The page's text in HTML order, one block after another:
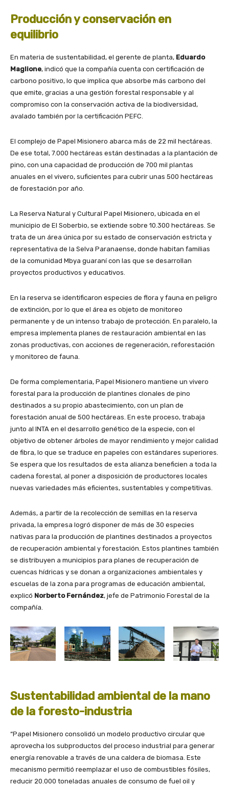
Producción y conservación en
equilibrio
En materia de sustentabilidad, el gerente de planta, Eduardo
Maglione, indicó que la compañía cuenta con certificación de
carbono positivo, lo que implica que absorbe más carbono del
que emite, gracias a una gestión forestal responsable y al
compromiso con la conservación activa de la biodiversidad,
avalado también por la certificación PEFC.
El complejo de Papel Misionero abarca más de 22 mil hectáreas.
De ese total, 7.000 hectáreas están destinadas a la plantación de
pino, con una capacidad de producción de 700 mil plantas
anuales en el vivero, suficientes para cubrir unas 500 hectáreas
de forestación por año.
La Reserva Natural y Cultural Papel Misionero, ubicada en el
municipio de El Soberbio, se extiende sobre 10.300 hectáreas. Se
trata de un área única por su estado de conservación estricta y
representativa de la Selva Paranaense, donde habitan familias
de la comunidad Mbya guaraní con las que se desarrollan
proyectos productivos y educativos.
En la reserva se identificaron especies de flora y fauna en peligro
de extinción, por lo que el área es objeto de monitoreo
permanente y de un intenso trabajo de protección. En paralelo, la
empresa implementa planes de restauración ambiental en las
zonas productivas, con acciones de regeneración, reforestación
y monitoreo de fauna.
De forma complementaria, Papel Misionero mantiene un vivero
forestal para la producción de plantines clonales de pino
destinados a su propio abastecimiento, con un plan de
forestación anual de 500 hectáreas. En este proceso, trabaja
junto al INTA en el desarrollo genético de la especie, con el
objetivo de obtener árboles de mayor rendimiento y mejor calidad
de fibra, lo que se traduce en papeles con estándares superiores.
Se espera que los resultados de esta alianza beneficien a toda la
cadena forestal, al poner a disposición de productores locales
nuevas variedades más eficientes, sustentables y competitivas.
Además, a partir de la recolección de semillas en la reserva
privada, la empresa logró disponer de más de 30 especies
nativas para la producción de plantines destinados a proyectos
de recuperación ambiental y forestación. Estos plantines también
se distribuyen a municipios para planes de recuperación de
cuencas hídricas y se donan a organizaciones ambientales y
escuelas de la zona para programas de educación ambiental,
explicó Norberto Fernández, jefe de Patrimonio Forestal de la
compañía.
Sustentabilidad ambiental de la mano
de la foresto-industria
“Papel Misionero consolidó un modelo productivo circular que
aprovecha los subproductos del proceso industrial para generar
energía renovable a través de una caldera de biomasa. Este
mecanismo permitió reemplazar el uso de combustibles fósiles,
reducir 20.000 toneladas anuales de consumo de fuel oil y